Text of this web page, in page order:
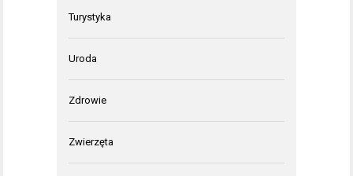
Turystyka
Uroda
Zdrowie
Zwierzęta